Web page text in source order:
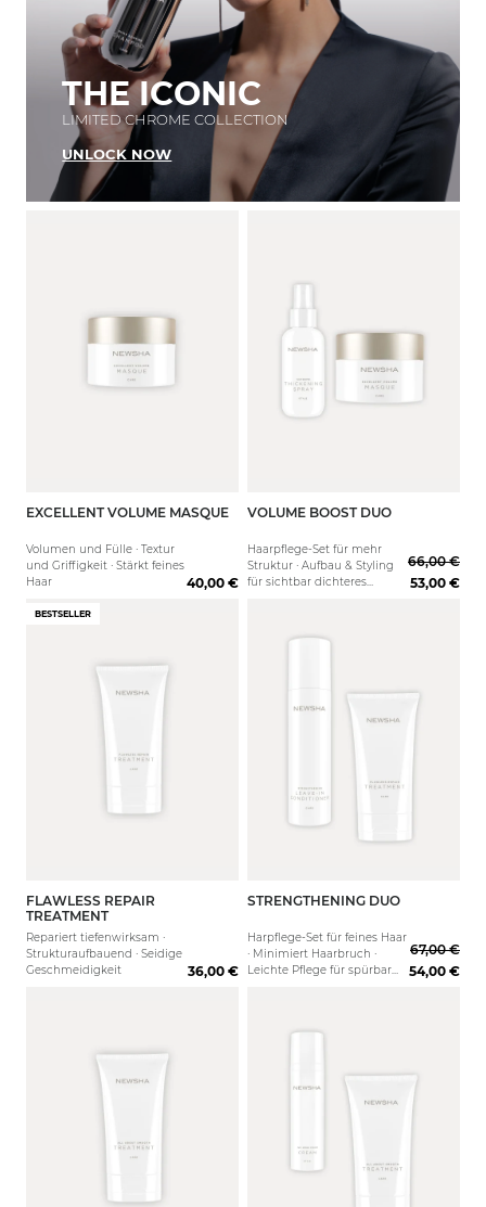
THE ICONIC
LIMITED CHROME COLLECTION
UNLOCK NOW
150 ml 500 ml
EXCELLENT VOLUME MASQUE
Volumen und Fülle · Textur
und Griffigkeit · Stärkt feines
Haar
40,00 €
VOLUME BOOST DUO
Haarpflege-Set für mehr
Struktur · Aufbau & Styling
für sichtbar dichteres
66,00 €
53,00 €
BESTSELLER
150 ml 1000 ml
FLAWLESS REPAIR
TREATMENT
Repariert tiefenwirksam ·
Strukturaufbauend · Seidige
Geschmeidigkeit
36,00 €
STRENGTHENING DUO
Harpflege-Set für feines Haar
· Minimiert Haarbruch ·
Leichte Pflege für spürbar
67,00 €
54,00 €